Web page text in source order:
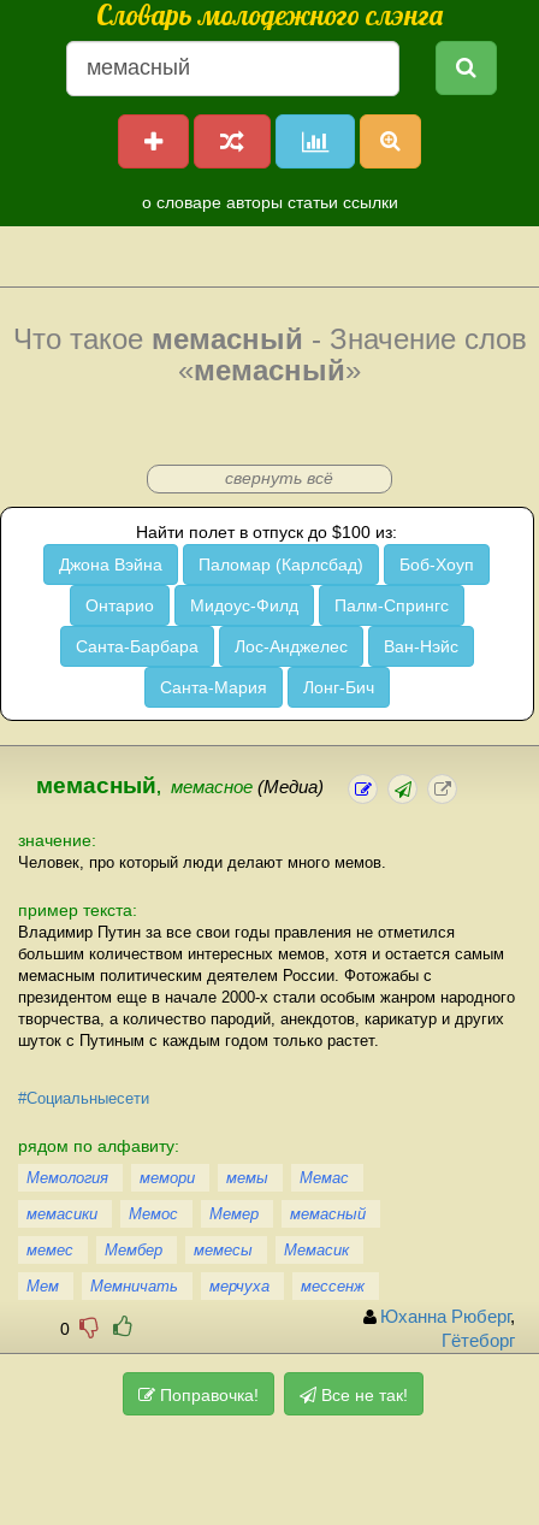
Словарь молодежного слэнга
о словаре авторы статьи ссылки
Что такое мемасный - Значение слов
«мемасный»
свернуть всё
Найти полет в отпуск до $100 из:
Джона Вэйна
Паломар (Карлсбад) Боб-Хоуп
Онтарио Мидоус-Филд Палм-Спрингс
Санта-Барбара Лос-Анджелес Ван-Нэйс
Санта-Мария Лонг-Бич
мемасный, мемасное (Медиа)
значение:
Человек, про который люди делают много мемов.
пример текста:
Владимир Путин за все свои годы правления не отметился
большим количеством интересных мемов, хотя и остается самым
мемасным политическим деятелем России. Фотожабы с
президентом еще в начале 2000-х стали особым жанром народного
творчества, а количество пародий, анекдотов, карикатур и других
шуток с Путиным с каждым годом только растет.
#Социальныесети
рядом по алфавиту:
Мемология мемори мемы
Мемас
мемасики
Мемос Мемер
мемасный
мемес
Мембер мемесы
Мемасик
Мем
Мемничать мерчуха мессенж
0
Юханна Рюберг,
Гётеборг
Поправочка! Все не так!